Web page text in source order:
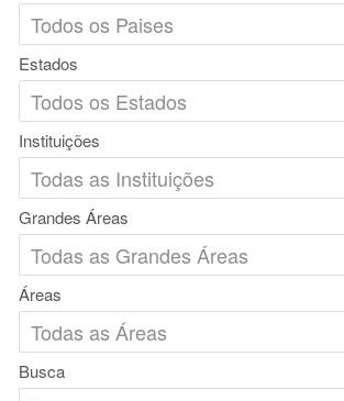
Estados
Instituições
Grandes Áreas
Áreas
Busca